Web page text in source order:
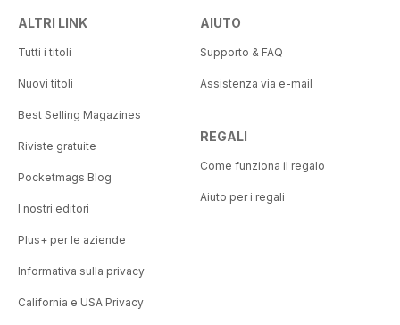
ALTRI LINK
Tutti i titoli
Nuovi titoli
Best Selling Magazines
Riviste gratuite
Pocketmags Blog
I nostri editori
Plus+ per le aziende
Informativa sulla privacy
California e USA Privacy
AIUTO
Supporto & FAQ
Assistenza via e-mail
REGALI
Come funziona il regalo
Aiuto per i regali